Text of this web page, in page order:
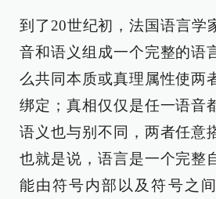
到了20世纪初，法国语言学
音和语义组成一个完整的语
么共同本质或真理属性使两
绑定；真相仅仅是任一语音
语义也与别不同，两者任意
也就是说，语言是一个完整
能由符号内部以及符号之